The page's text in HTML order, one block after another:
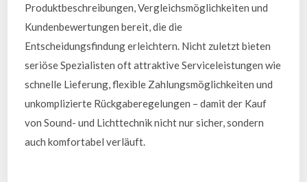
Produktbeschreibungen, Vergleichsmöglichkeiten und
Kundenbewertungen bereit, die die
Entscheidungsfindung erleichtern. Nicht zuletzt bieten
seriöse Spezialisten oft attraktive Serviceleistungen wie
schnelle Lieferung, flexible Zahlungsmöglichkeiten und
unkomplizierte Rückgaberegelungen – damit der Kauf
von Sound- und Lichttechnik nicht nur sicher, sondern
auch komfortabel verläuft.